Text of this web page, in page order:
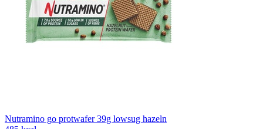
Nutramino go protwafer 39g lowsug hazeln